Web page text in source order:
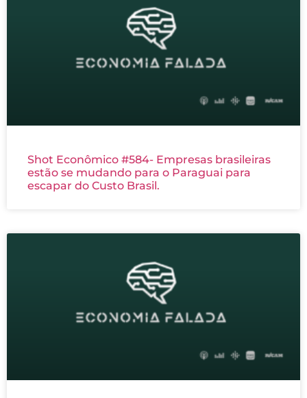
Shot Econômico #584- Empresas brasileiras
estão se mudando para o Paraguai para
escapar do Custo Brasil.